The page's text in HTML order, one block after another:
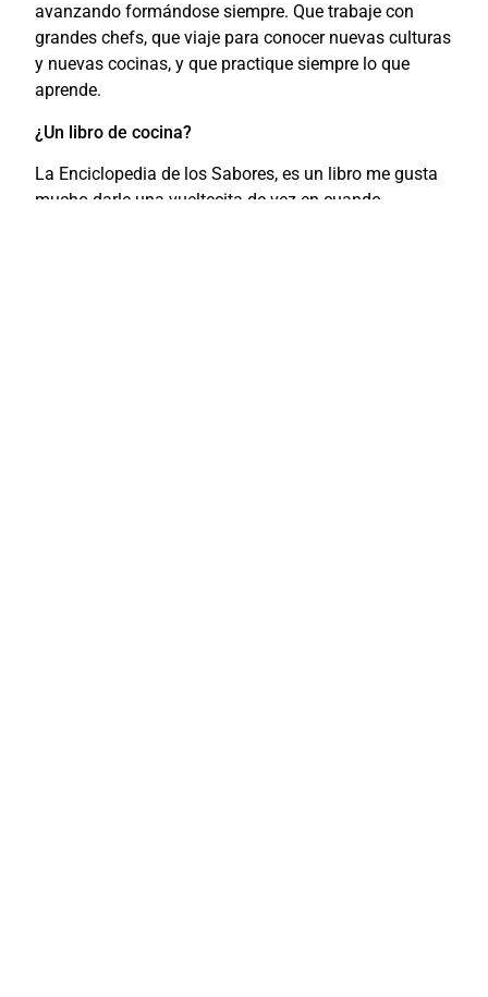
avanzando formándose siempre. Que trabaje con
grandes chefs, que viaje para conocer nuevas culturas
y nuevas cocinas, y que practique siempre lo que
aprende.
¿Un libro de cocina?
La Enciclopedia de los Sabores, es un libro me gusta
mucho darle una vueltecita de vez en cuando.